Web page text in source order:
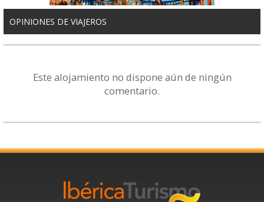
OPINIONES DE VIAJEROS
Este alojamiento no dispone aún de ningún
comentario.